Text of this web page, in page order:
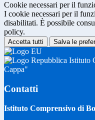
Cookie necessari per il
I cookie necessari per il
disabilitati. È possibile
policy.
Accetta tutti Salva le
Istituto
Cappa"
Contatti
Istituto Comprensivo di